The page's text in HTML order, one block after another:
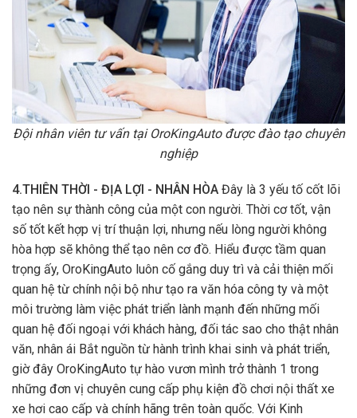
Đội nhân viên tư vấn tại OroKingAuto được đào tạo chuyên
nghiệp
4.THIÊN THỜI - ĐỊA LỢI - NHÂN HÒA Đây là 3 yếu tố cốt lõi
tạo nên sự thành công của một con người. Thời cơ tốt, vận
số tốt kết hợp vị trí thuận lợi, nhưng nếu lòng người không
hòa hợp sẽ không thể tạo nên cơ đồ. Hiểu được tầm quan
trọng ấy, OroKingAuto luôn cố gắng duy trì và cải thiện mối
quan hệ từ chính nội bộ như tạo ra văn hóa công ty và một
môi trường làm việc phát triển lành mạnh đến những mối
quan hệ đối ngoại với khách hàng, đối tác sao cho thật nhân
văn, nhân ái Bắt nguồn từ hành trình khai sinh và phát triển,
giờ đây OroKingAuto tự hào vươn mình trở thành 1 trong
những đơn vị chuyên cung cấp phụ kiện đồ chơi nội thất xe
xe hơi cao cấp và chính hãng trên toàn quốc. Với Kinh